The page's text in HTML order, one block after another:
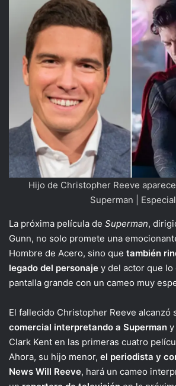
Hijo de Christopher Reeve
Superman | Especial
La próxima película de Superman,
Gunn, no solo promete una
Hombre de Acero, sino que también
legado del personaje y del actor que
pantalla grande con un cameo muy
El fallecido Christopher Reeve alcanzó
comercial interpretando a Superman y
Clark Kent en las primeras cuatro
Ahora, su hijo menor, el periodista y
News Will Reeve, hará un cameo